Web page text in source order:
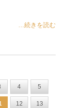
...続きを読む
4 5
12 13